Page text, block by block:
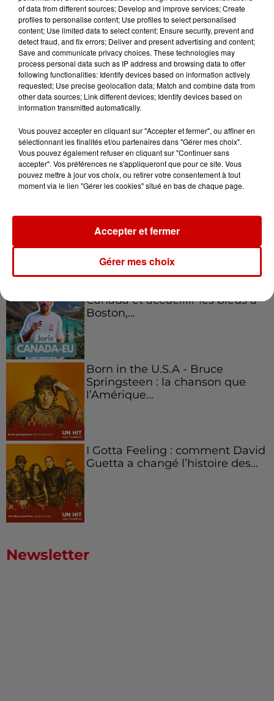
de la...
Destination Vacances : inscrivez-
vous !
Podcasts Voir plus
emblématique de
l'entrepreneuriat féminin
Canada et accueillir les bleus à
Boston,...
Born in the U.S.A - Bruce
Springsteen : la chanson que
l’Amérique...
I Gotta Feeling : comment David
Guetta a changé l’histoire des...
Newsletter
of data from different sources; Develop and improve services; Create
profiles to personalise content; Use profiles to select personalised
content; Use limited data to select content; Ensure security, prevent and
detect fraud, and fix errors; Deliver and present advertising and content;
Save and communicate privacy choices. These technologies may
process personal data such as IP address and browsing data to offer
following functionalities: Identify devices based on information actively
requested; Use precise geolocation data; Match and combine data from
other data sources; Link different devices; Identify devices based on
information transmitted automatically.
Vous pouvez accepter en cliquant sur "Accepter et fermer", ou affiner en
sélectionnant les finalités et/ou partenaires dans "Gérer mes choix".
Vous pouvez également refuser en cliquant sur "Continuer sans
accepter". Vos préférences ne s'appliqueront que pour ce site. Vous
pouvez mettre à jour vos choix, ou retirer votre consentement à tout
moment via le lien "Gérer les cookies" situé en bas de chaque page.
Gérer mes choix
Accepter et fermer